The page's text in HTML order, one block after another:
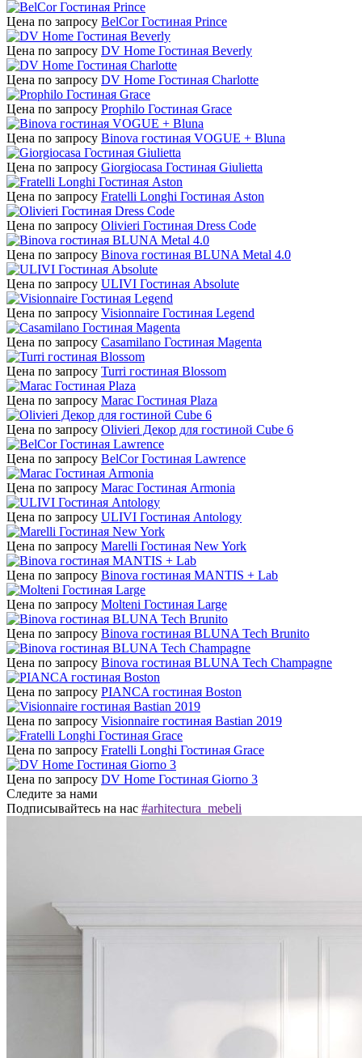
Цена по запросу BelCor Гостиная Prince
Цена по запросу DV Home Гостиная Beverly
Цена по запросу DV Home Гостиная Charlotte
Цена по запросу Prophilo Гостиная Grace
Цена по запросу Binova гостиная VOGUE + Bluna
Цена по запросу Giorgiocasa Гостиная Giulietta
Цена по запросу Fratelli Longhi Гостиная Aston
Цена по запросу Olivieri Гостиная Dress Code
Цена по запросу Binova гостиная BLUNA Metal 4.0
Цена по запросу ULIVI Гостиная Absolute
Цена по запросу Visionnaire Гостиная Legend
Цена по запросу Casamilano Гостиная Magenta
Цена по запросу Turri гостиная Blossom
Цена по запросу Marac Гостиная Plaza
Цена по запросу Olivieri Декор для гостиной Cube 6
Цена по запросу BelCor Гостиная Lawrence
Цена по запросу Marac Гостиная Armonia
Цена по запросу ULIVI Гостиная Antology
Цена по запросу Marelli Гостиная New York
Цена по запросу Binova гостиная MANTIS + Lab
Цена по запросу Molteni Гостиная Large
Цена по запросу Binova гостиная BLUNA Tech Brunito
Цена по запросу Binova гостиная BLUNA Tech Champagne
Цена по запросу PIANCA гостиная Boston
Цена по запросу Visionnaire гостиная Bastian 2019
Цена по запросу Fratelli Longhi Гостиная Grace
Цена по запросу DV Home Гостиная Giorno 3
Следите за нами
Подписывайтесь на нас #arhitectura_mebeli